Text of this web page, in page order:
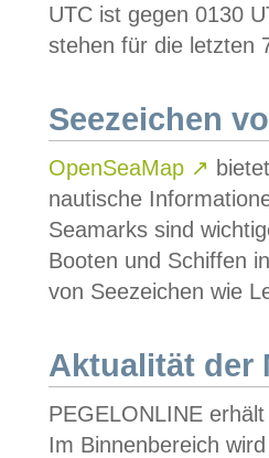
UTC ist gegen 0130
stehen für die letzten
Seezeichen
OpenSeaMap ↗
nautische
Seamarks sind
Booten und Schiffen
von Seezeichen wie
Aktualität der
PEGELONLINE
Im Binnenbereich